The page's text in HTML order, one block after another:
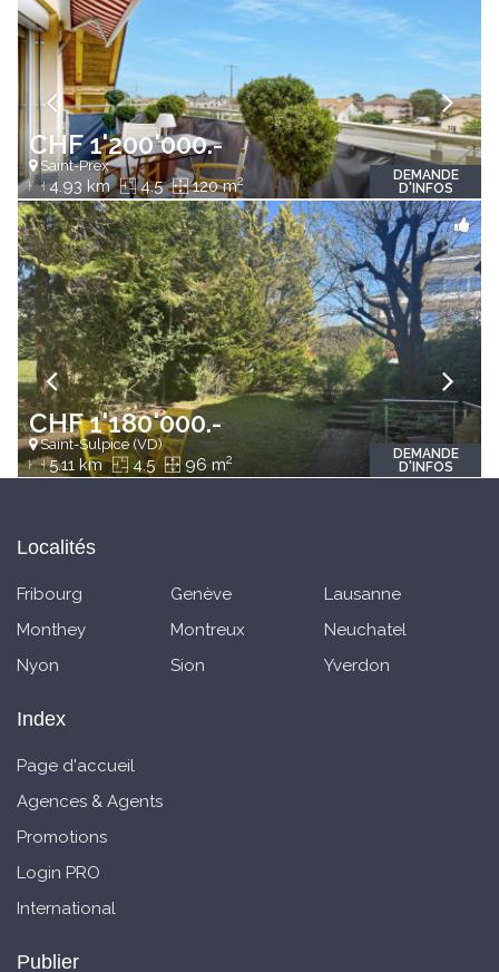
CHF 1'200'000.-
Saint-Prex
4.93 km 4.5 120 m2
DEMANDE
D'INFOS
CHF 1'180'000.-
Saint-Sulpice (VD)
5.11 km 4.5 96 m2
DEMANDE
D'INFOS
Localités
Fribourg Genève
Lausanne
Monthey
Montreux
Neuchatel
Nyon
Sion Yverdon
Index
Page d'accueil
Agences & Agents
Promotions
Login PRO
International
Publier